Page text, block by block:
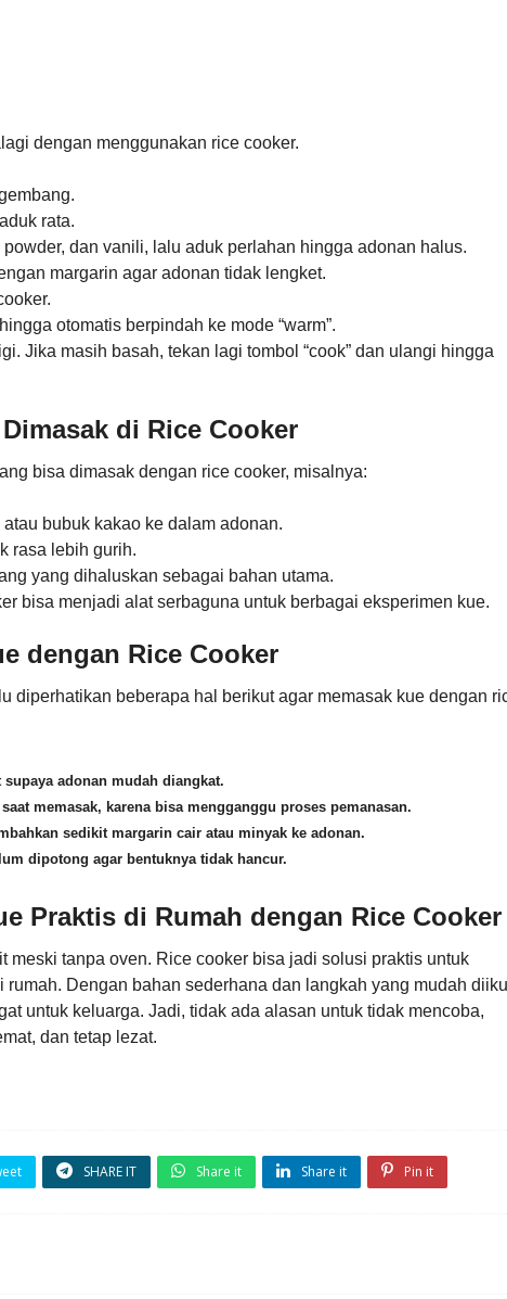
dengan menggunakan rice cooker.
rata.
dan vanili, lalu aduk perlahan hingga adonan halus.
margarin agar adonan tidak lengket.
otomatis berpindah ke mode “warm”.
Jika masih basah, tekan lagi tombol “cook” dan ulangi hingga
di Rice Cooker
bisa dimasak dengan rice cooker, misalnya:
bubuk kakao ke dalam adonan.
rasa lebih gurih.
yang dihaluskan sebagai bahan utama.
bisa menjadi alat serbaguna untuk berbagai eksperimen kue.
dengan Rice Cooker
diperhatikan beberapa hal berikut agar memasak kue dengan
adonan mudah diangkat.
memasak, karena bisa mengganggu proses pemanasan.
sedikit margarin cair atau minyak ke adonan.
dipotong agar bentuknya tidak hancur.
Praktis di Rumah dengan Rice Cooker
meski tanpa oven. Rice cooker bisa jadi solusi praktis untuk
Dengan bahan sederhana dan langkah yang mudah
untuk keluarga. Jadi, tidak ada alasan untuk tidak mencoba,
dan tetap lezat.
SHARE IT Share it Share it Pin it